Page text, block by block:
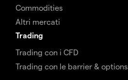
Commodities
Altri mercati
Trading
Trading con i CFD
Trading con le barrier & options